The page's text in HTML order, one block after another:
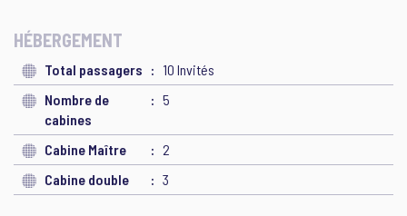
HÉBERGEMENT
Total passagers
10 Invités
Nombre de
cabines
5
Cabine Maître
2
Cabine double
3